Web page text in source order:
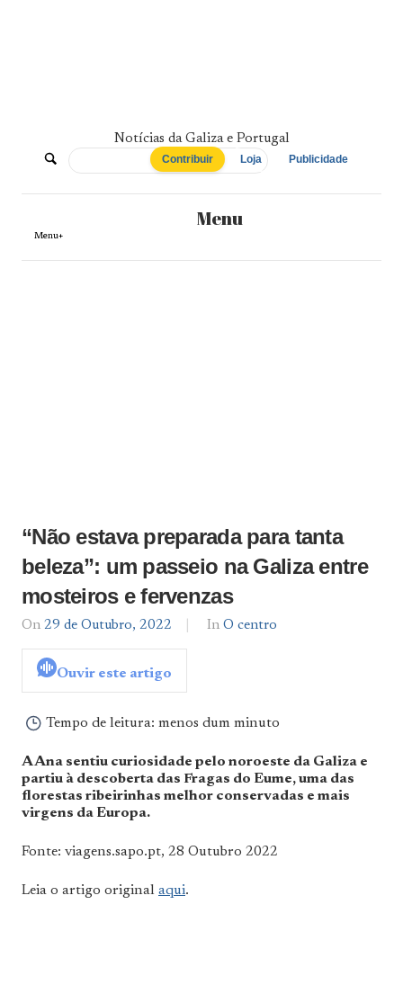
De
Norte
a
Notícias da Galiza e Portugal
Contribuir Loja Publicidade
Menu
Menu+
“Não estava preparada para tanta
beleza”: um passeio na Galiza entre
mosteiros e fervenzas
On 29 de Outubro, 2022
By
In O centro
Ouvir este artigo
Tempo de leitura: menos dum minuto
A Ana sentiu curiosidade pelo noroeste da Galiza e
partiu à descoberta das Fragas do Eume, uma das
florestas ribeirinhas melhor conservadas e mais
virgens da Europa.
Fonte: viagens.sapo.pt, 28 Outubro 2022
Leia o artigo original aqui.